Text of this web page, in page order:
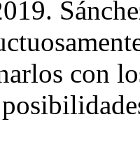
con